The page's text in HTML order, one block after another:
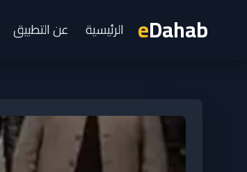
eDahab الرئيسية عن التطبيق